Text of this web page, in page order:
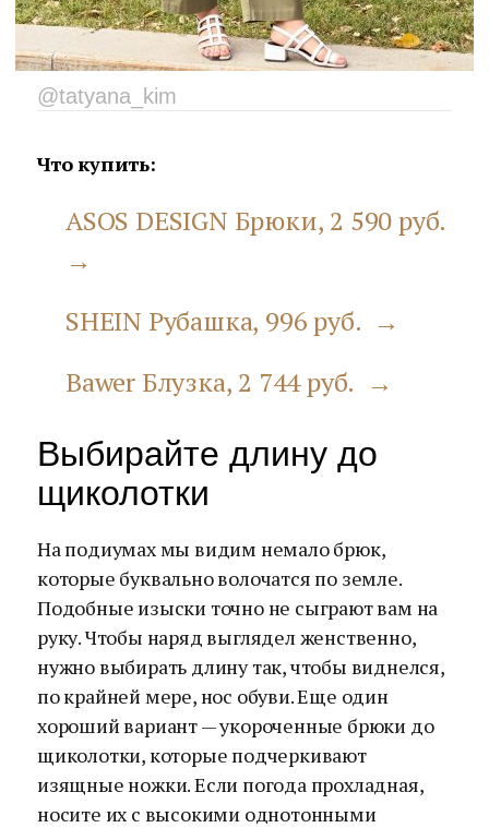
@tatyana_kim
Что купить:
ASOS DESIGN Брюки, 2 590 руб.
→
SHEIN Рубашка, 996 руб. →
Bawer Блузка, 2 744 руб. →
Выбирайте длину до
щиколотки
На подиумах мы видим немало брюк,
которые буквально волочатся по земле.
Подобные изыски точно не сыграют вам на
руку. Чтобы наряд выглядел женственно,
нужно выбирать длину так, чтобы виднелся,
по крайней мере, нос обуви. Еще один
хороший вариант — укороченные брюки до
щиколотки, которые подчеркивают
изящные ножки. Если погода прохладная,
носите их с высокими однотонными